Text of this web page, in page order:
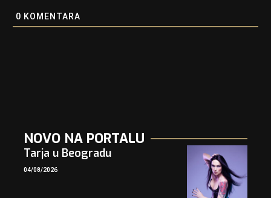
0 KOMENTARA
NOVO NA PORTALU
Tarja u Beogradu
04/08/2026